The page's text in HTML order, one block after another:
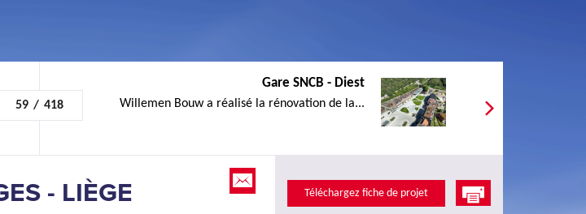
59 / 418
Gare SNCB - Diest
Willemen Bouw a réalisé la rénovation de la...
- LIÈGE Téléchargez fiche de projet